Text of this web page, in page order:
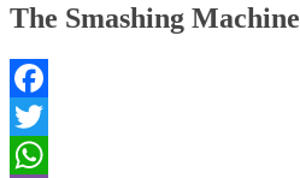
The Smashing Machine
Facebook
Twitter